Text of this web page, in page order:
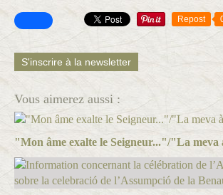
Repost
S'inscrire à la newsletter
Vous aimerez aussi :
"Mon âme exalte le Seigneur..."/"La